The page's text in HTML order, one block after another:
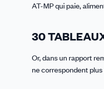
AT-MP qui paie,
30
Or, dans un rapport
ne correspondent